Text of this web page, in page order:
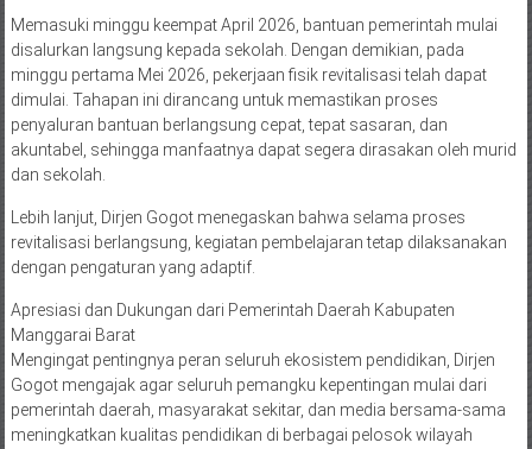
Memasuki minggu keempat April 2026, bantuan pemerintah mulai
disalurkan langsung kepada sekolah. Dengan demikian, pada
minggu pertama Mei 2026, pekerjaan fisik revitalisasi telah dapat
dimulai. Tahapan ini dirancang untuk memastikan proses
penyaluran bantuan berlangsung cepat, tepat sasaran, dan
akuntabel, sehingga manfaatnya dapat segera dirasakan oleh murid
dan sekolah.
Lebih lanjut, Dirjen Gogot menegaskan bahwa selama proses
revitalisasi berlangsung, kegiatan pembelajaran tetap dilaksanakan
dengan pengaturan yang adaptif.
Apresiasi dan Dukungan dari Pemerintah Daerah Kabupaten
Manggarai Barat
Mengingat pentingnya peran seluruh ekosistem pendidikan, Dirjen
Gogot mengajak agar seluruh pemangku kepentingan mulai dari
pemerintah daerah, masyarakat sekitar, dan media bersama-sama
meningkatkan kualitas pendidikan di berbagai pelosok wilayah